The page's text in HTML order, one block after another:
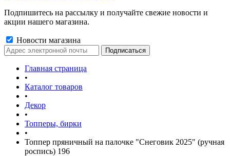
Подпишитесь на рассылку и получайте свежие новости и
акции нашего магазина.
Новости магазина
Главная страница
•
Каталог товаров
•
Декор
•
Топперы, бирки
•
Топпер пряничный на палочке "Снеговик 2025" (ручная
роспись) 196